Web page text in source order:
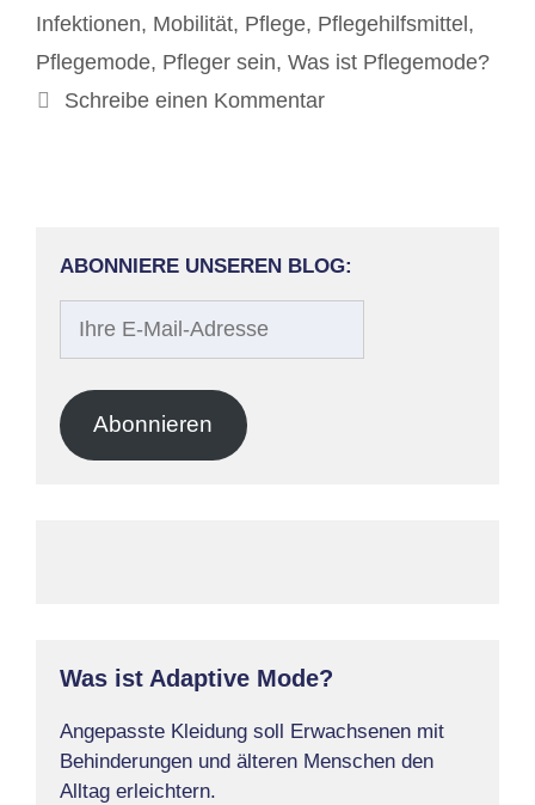
Infektionen, Mobilität, Pflege, Pflegehilfsmittel ,
Pflegemode, Pfleger sein, Was ist Pflegemode?
Schreibe einen Kommentar
ABONNIERE UNSEREN BLOG:
Adresse
Abonnieren
Was ist Adaptive Mode?
Angepasste Kleidung soll Erwachsenen mit
Behinderungen und älteren Menschen den
Alltag erleichtern.